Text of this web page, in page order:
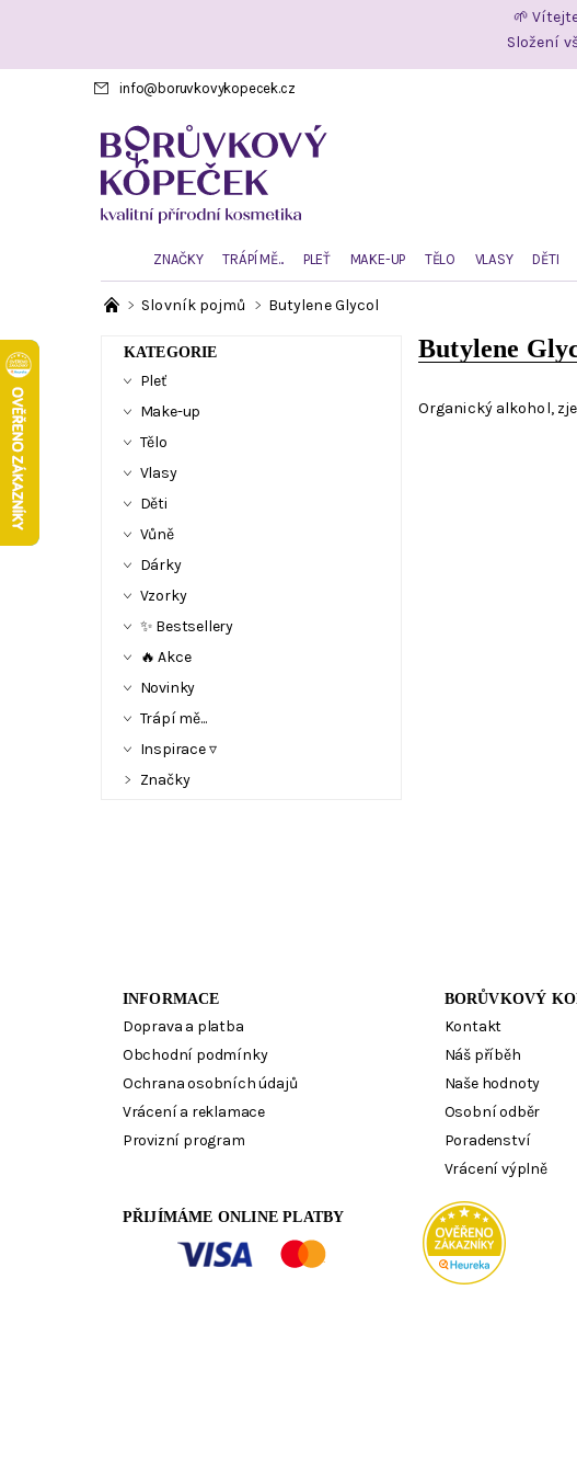
🌱
Složení
info@ boruvkovykopecek.cz
ZNAČKY TRÁPÍ MĚ... PLEŤ MAKE-UP TĚLO VLASY DĚTI
Slovník pojmů Butylene Glycol
Butylene
Organický alkohol,
KATEGORIE
Pleť
Make-up
Tělo
Vlasy
Děti
Vůně
Dárky
Vzorky
✨ Bestsellery
🔥 Akce
Novinky
Trápí mě...
Inspirace ▿
Značky
INFORMACE
Doprava a platba
Obchodní podmínky
Ochrana osobních údajů
Vrácení a reklamace
Provizní program
BORŮVKOVÝ
Kontakt
Náš příběh
Naše hodnoty
Osobní odběr
Poradenství
Vrácení výplně
PŘIJÍMÁME ONLINE PLATBY